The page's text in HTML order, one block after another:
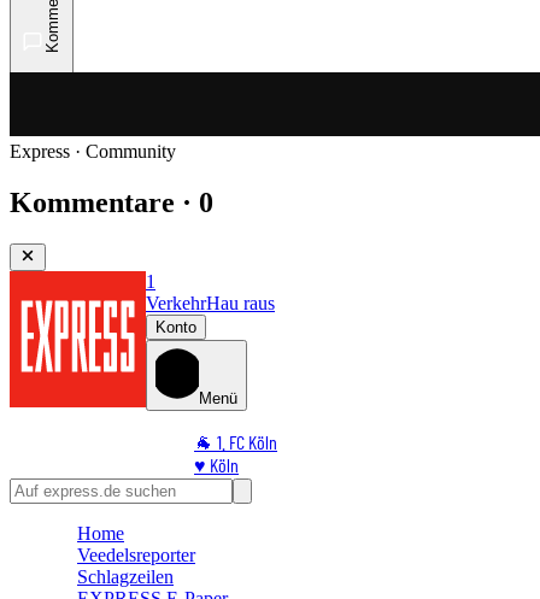
Express · Community
Kommentare · 0
1
VerkehrHau raus
Konto
Menü
🐐 1. FC Köln
♥️ Köln
⭐ Promi
🛒 Shoppingwelt
Home
Veedelsreporter
Schlagzeilen